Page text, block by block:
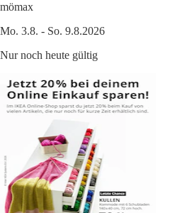
mömax
Mo. 3.8. - So. 9.8.2026
Nur noch heute gültig